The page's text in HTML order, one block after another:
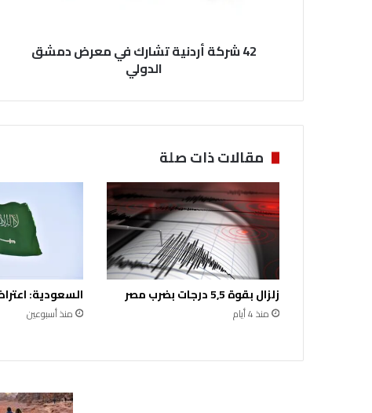
ت
ا
ر
ك
ف
ي
م
ع
ض
د
م
ش
ل
42 شركة أردنية تشارك في معرض دمشق
الدولي
مقالات ذات صلة
زلزال بقوة 5,5 درجات بضرب مصر
منذ 4 أيام
السعودية:
منذ أسبوعين